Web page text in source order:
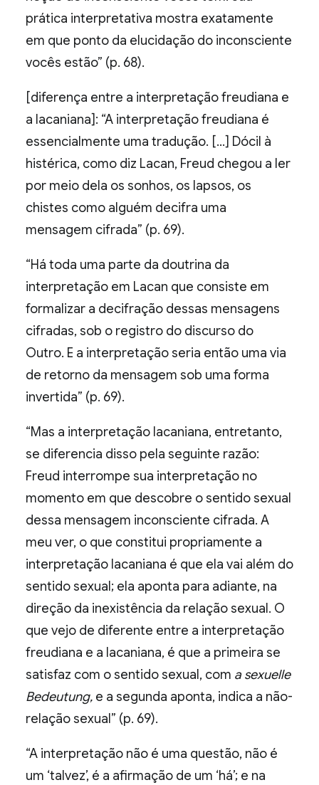
prática interpretativa mostra exatamente
em que ponto da elucidação do inconsciente
vocês estão” (p. 68).
[diferença entre a interpretação freudiana e
a lacaniana]: “A interpretação freudiana é
essencialmente uma tradução. […] Dócil à
histérica, como diz Lacan, Freud chegou a ler
por meio dela os sonhos, os lapsos, os
chistes como alguém decifra uma
mensagem cifrada” (p. 69).
“Há toda uma parte da doutrina da
interpretação em Lacan que consiste em
formalizar a decifração dessas mensagens
cifradas, sob o registro do discurso do
Outro. E a interpretação seria então uma via
de retorno da mensagem sob uma forma
invertida” (p. 69).
“Mas a interpretação lacaniana, entretanto,
se diferencia disso pela seguinte razão:
Freud interrompe sua interpretação no
momento em que descobre o sentido sexual
dessa mensagem inconsciente cifrada. A
meu ver, o que constitui propriamente a
interpretação lacaniana é que ela vai além do
sentido sexual; ela aponta para adiante, na
direção da inexistência da relação sexual. O
que vejo de diferente entre a interpretação
freudiana e a lacaniana, é que a primeira se
satisfaz com o sentido sexual, com a sexuelle
Bedeutung, e a segunda aponta, indica a não-
relação sexual” (p. 69).
“A interpretação não é uma questão, não é
um ‘talvez’, é a afirmação de um ‘há’; e na